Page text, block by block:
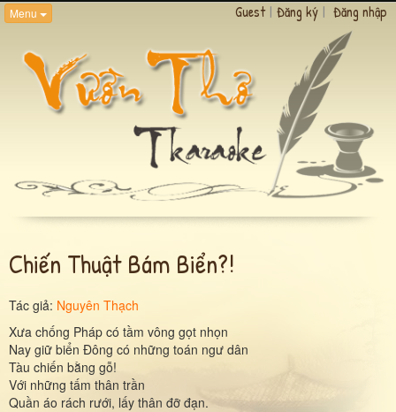
Menu Guest | Đăng ký | Đăng nhập
Chiến Thuật Bám Biển?!
Tác giả: Nguyên Thạch
Xưa chống Pháp có tầm vông gọt nhọn
Nay giữ biển Đông có những toán ngư dân
Tàu chiến bằng gỗ!
Với những tấm thân trần
Quần áo rách rưới, lấy thân đỡ đạn.